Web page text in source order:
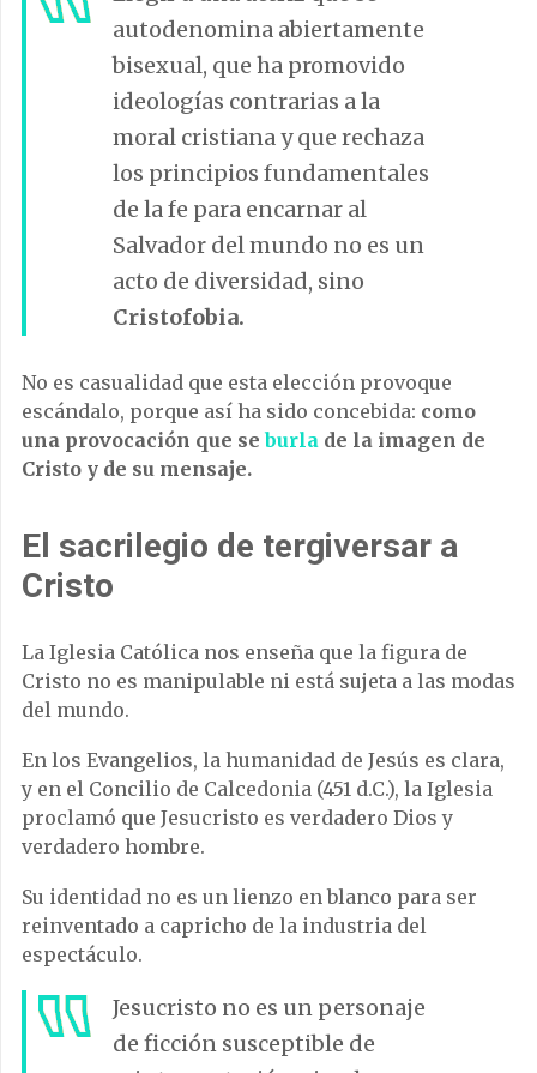
autodenomina abiertamente
bisexual, que ha promovido
ideologías contrarias a la
moral cristiana y que rechaza
los principios fundamentales
de la fe para encarnar al
Salvador del mundo no es un
acto de diversidad, sino
Cristofobia.
No es casualidad que esta elección provoque
escándalo, porque así ha sido concebida: como
una provocación que seburla de la imagen de
Cristo y de su mensaje.
El sacrilegio de tergiversar a
Cristo
La Iglesia Católica nos enseña que la figura de
Cristo no es manipulable ni está sujeta a las modas
del mundo.
En los Evangelios, la humanidad de Jesús es clara,
y en el Concilio de Calcedonia (451 d.C.), la Iglesia
proclamó que Jesucristo es verdadero Dios y
verdadero hombre.
Su identidad no es un lienzo en blanco para ser
reinventado a capricho de la industria del
espectáculo.
Jesucristo no es un personaje
de ficción susceptible de